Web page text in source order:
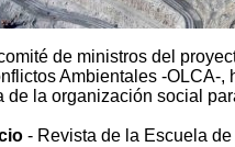
de ministros del
Ambientales -OLCA-
de la organización social
- Revista de la Escuela